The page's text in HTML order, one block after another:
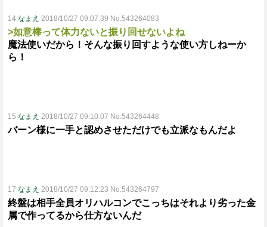
14 なまえ 2018/10/27 09:07:39 No.543264083
>如意棒って体力ないと振り回せないよね
魔法使いだから！そんな振り回すような使い方しねーか
ら！
15 なまえ 2018/10/27 09:10:07 No.543264448
バーン様に一手と認めさせただけでも立派なもんだよ
17 なまえ 2018/10/27 09:12:23 No.543264797
終盤は相手全員オリハルコンでこっちはそれより劣った金
属で作ってるから仕方ないんだ